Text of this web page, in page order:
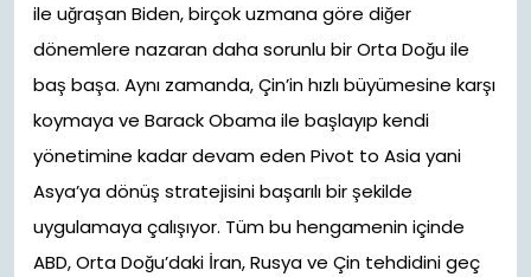
ile uğraşan Biden, birçok uzmana göre diğer
dönemlere nazaran daha sorunlu bir Orta Doğu ile
baş başa. Aynı zamanda, Çin’in hızlı büyümesine karşı
koymaya ve Barack Obama ile başlayıp kendi
yönetimine kadar devam eden Pivot to Asia yani
Asya’ya dönüş stratejisini başarılı bir şekilde
uygulamaya çalışıyor. Tüm bu hengamenin içinde
ABD, Orta Doğu’daki İran, Rusya ve Çin tehdidini geç